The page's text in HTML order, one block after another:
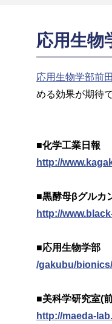
応用生物
応用生物学部前
める効果が期待
■化学工業日報
http://
■黒酵母βグルカ
http://
■応用生物学部
/gakubu/bionics/
■美科学研究室(
http://maeda-